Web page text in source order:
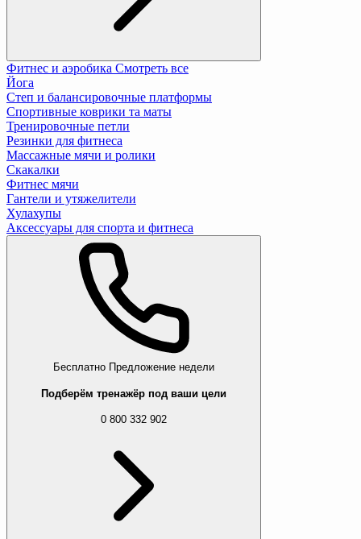
Фитнес и аэробика Смотреть все
Йога
Степ и балансировочные платформы
Спортивные коврики та маты
Тренировочные петли
Резинки для фитнеса
Массажные мячи и ролики
Скакалки
Фитнес мячи
Гантели и утяжелители
Хулахупы
Аксессуары для спорта и фитнеса
Бесплатно Предложение недели
Подберём тренажёр под ваши цели
0 800 332 902